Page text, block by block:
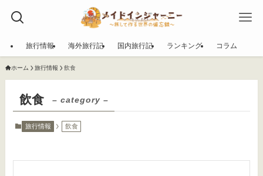
旅行情報 海外旅行記 国内旅行記 ランキング コラム
ホーム 旅行情報 飲食
飲食 – category –
旅行情報 飲食